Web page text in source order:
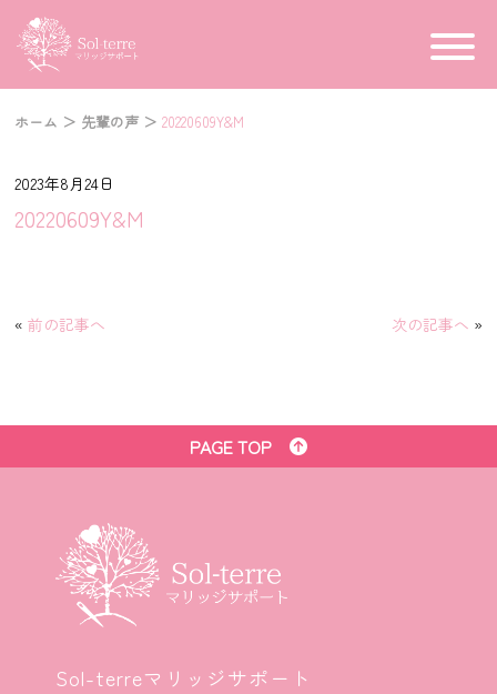
ホーム ＞ 先輩の声 ＞20220609Y&M
2023年8月24日
20220609Y&M
«前の記事へ 次の記事へ »
PAGE TOP
Sol-terreマリッジサポート